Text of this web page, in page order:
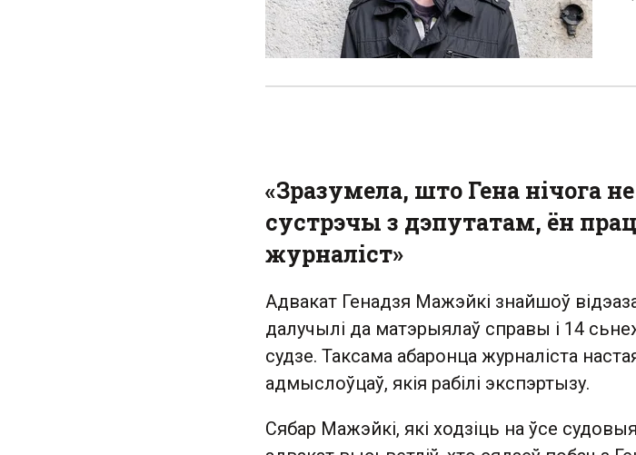
«Зразумела, што Гена нічога
сустрэчы з дэпутатам, ён
журналіст»
Адвакат Генадзя Мажэйкі знайшоў
далучылі да матэрыялаў справы і 14
судзе. Таксама абаронца журналіста
адмыслоўцаў, якія рабілі экспэртызу.
Сябар Мажэйкі, які ходзіць на ўсе